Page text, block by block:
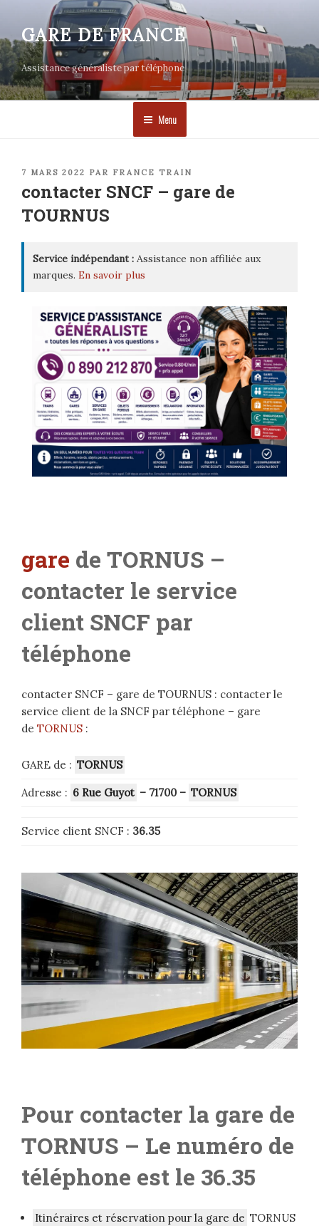
contenu
principal
GARE DE FRANCE
Assistance généraliste par téléphone
Menu
PUBLIÉ
7 MARS 2022 PAR FRANCE TRAIN
contacter SNCF – gare de
TOURNUS
Service indépendant : Assistance non affiliée aux
marques. En savoir plus
gare de TORNUS –
contacter le service
client SNCF par
téléphone
contacter SNCF – gare de TOURNUS : contacter le
service client de la SNCF par téléphone – gare
de TORNUS :
GARE de : TORNUS
Adresse : 6 Rue Guyot – 71700 – TORNUS
Service client SNCF : 36.35
Pour contacter la gare de
TORNUS – Le numéro de
téléphone est le 36.35
Itinéraires et réservation pour la gare de TORNUS